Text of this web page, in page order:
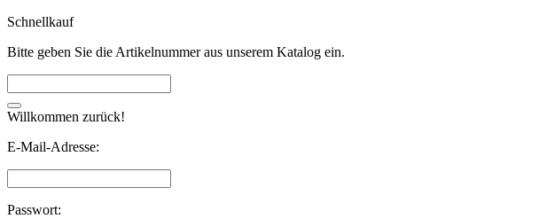
Schnellkauf
Bitte geben Sie die Artikelnummer aus unserem Katalog ein.
Willkommen zurück!
E-Mail-Adresse:
Passwort: